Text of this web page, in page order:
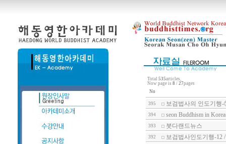
Total 535articles,
Now page is 8 / 27pages
No
395 보검법사의 인도기행
394 seon Buddhism in Korea
393 붓다랜드뉴스
392 보검법사인도기행-12